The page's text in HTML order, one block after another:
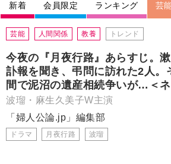
新着 会員限定 ランキング 芸
芸能 人間関係 教養 トレンド
今夜の『月夜行路』あらすじ。
訃報を聞き、弔問に訪れた2人。
間で泥沼の遺産相続争いが…＜
波瑠・麻生久美子W主演
「婦人公論.jp」編集部
ドラマ 月夜行路 波瑠